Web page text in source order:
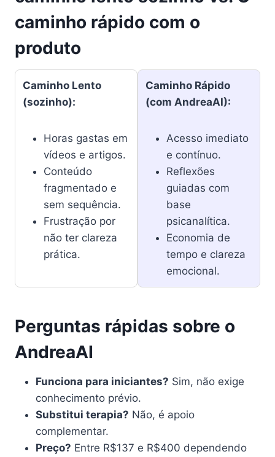
caminho rápido com o
produto
Caminho Lento
(sozinho):
Horas gastas em
vídeos e artigos.
Conteúdo
fragmentado e
sem sequência.
Frustração por
não ter clareza
prática.
Caminho Rápido
(com AndreaAI):
Acesso imediato
e contínuo.
Reflexões
guiadas com
base
psicanalítica.
Economia de
tempo e clareza
emocional.
Perguntas rápidas sobre o
AndreaAI
Funciona para iniciantes? Sim, não exige
conhecimento prévio.
Substitui terapia? Não, é apoio
complementar.
Preço? Entre R$137 e R$400 dependendo